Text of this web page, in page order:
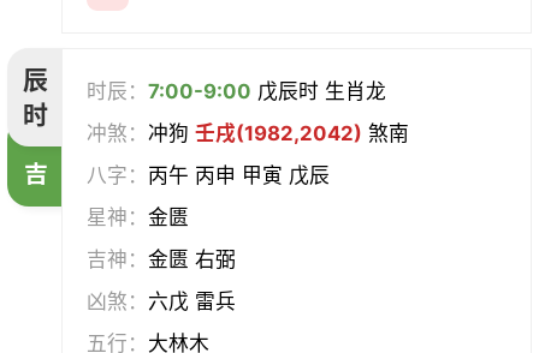
辰
时
吉
时辰：7:00-9:00 戊辰时 生肖龙
冲煞：冲狗壬戌(1982,2042) 煞南
八字： 丙午 丙申 甲寅 戊辰
星神：金匮
吉神：金匮 右弼
凶煞： 六戊 雷兵
五行： 大林木